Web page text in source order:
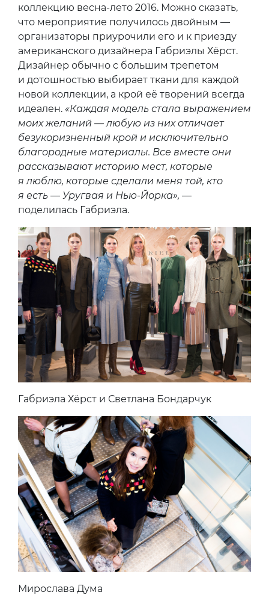
коллекцию весна-лето 2016. Можно сказать,
что мероприятие получилось двойным —
организаторы приурочили его и к приезду
американского дизайнера Габриэлы Хёрст.
Дизайнер обычно с большим трепетом
и дотошностью выбирает ткани для каждой
новой коллекции, а крой её творений всегда
идеален. «Каждая модель стала выражением
моих желаний — любую из них отличает
безукоризненный крой и исключительно
благородные материалы. Все вместе они
рассказывают историю мест, которые
я люблю, которые сделали меня той, кто
я есть — Уругвая и Нью-Йорка», —
поделилась Габриэла.
Габриэла Хёрст и Светлана Бондарчук
Мирослава Дума